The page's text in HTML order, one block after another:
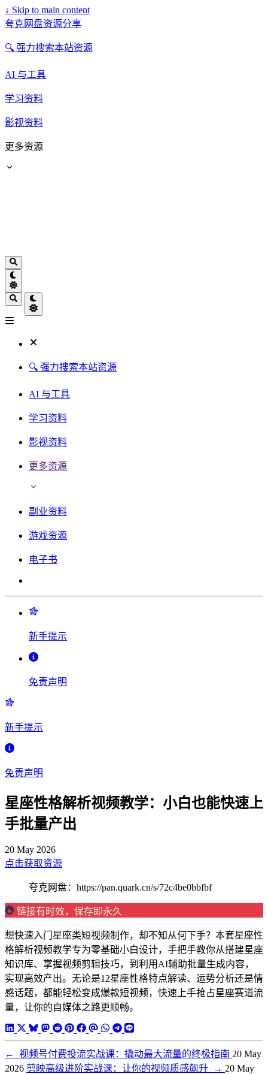
↓ Skip to main content
夸克网盘资源分享
🔍 强力搜索本站资源
AI 与工具
学习资料
影视资料
更多资源
🔍 强力搜索本站资源
AI 与工具
学习资料
影视资料
更多资源
副业资料
游戏资源
电子书
新手提示
免责声明
新手提示
免责声明
星座性格解析视频教学：小白也能快速上
手批量产出
20 May 2026
点击获取资源
夸克网盘：https://pan.quark.cn/s/72c4be0bbfbf
链接有时效，保存即永久
想快速入门星座类短视频制作，却不知从何下手？本套星座性
格解析视频教学专为零基础小白设计，手把手教你从搭建星座
知识库、掌握视频剪辑技巧，到利用AI辅助批量生成内容，
实现高效产出。无论是12星座性格特点解读、运势分析还是情
感话题，都能轻松变成爆款短视频，快速上手抢占星座赛道流
量，让你的自媒体之路更顺畅。
← 视频号付费投流实战课：撬动最大流量的终极指南 20 May
2026 剪映高级进阶实战课：让你的视频质感飙升 → 20 May